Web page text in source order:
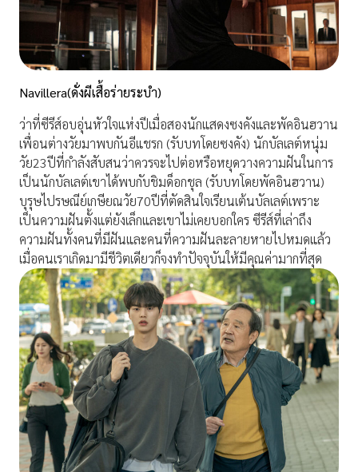
Navillera(ดั่งผีเสื้อร่ายระบำ)
ว่าที่ซีรีส์อบอุ่นหัวใจแห่งปีเมื่อสองนักแสดงซงคังและพัคอินฮวาน
เพื่อนต่างวัยมาพบกันอีแชรก (รับบทโดยซงคัง) นักบัลเลต์หนุ่ม
วัย23ปีที่กำลังสับสนว่าควรจะไปต่อหรือหยุดวางความฝันในการ
เป็นนักบัลเลต์เขาได้พบกับชิมด็อกชุล (รับบทโดยพัคอินฮวาน)
บุรุษไปรษณีย์เกษียณวัย70ปีที่ตัดสินใจเรียนเต้นบัลเลต์เพราะ
เป็นความฝันตั้งแต่ยังเล็กและเขาไม่เคยบอกใคร ซีรีส์ที่เล่าถึง
ความฝันทั้งคนที่มีฝันและคนที่ความฝันละลายหายไปหมดแล้ว
เมื่อคนเราเกิดมามีชีวิตเดียวก็จงทำปัจจุบันให้มีคุณค่ามากที่สุด